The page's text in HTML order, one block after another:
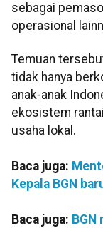
sebagai
operasional
Temuan
tidak hanya
anak-anak
ekosistem
usaha lokal.
Baca juga:
Kepala BGN
Baca juga: